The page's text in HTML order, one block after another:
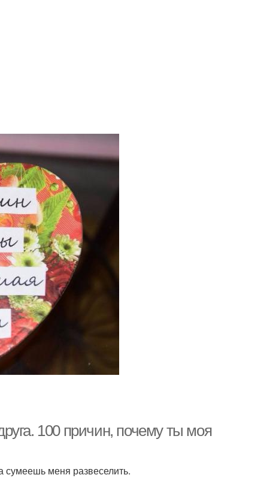
100 причин, почему ты моя
сумеешь меня развеселить.